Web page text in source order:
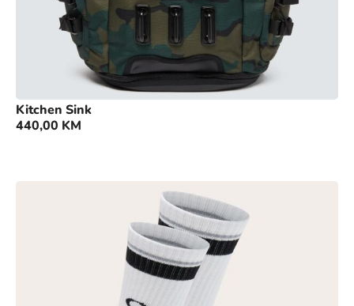
Kitchen Sink
440,00 KM